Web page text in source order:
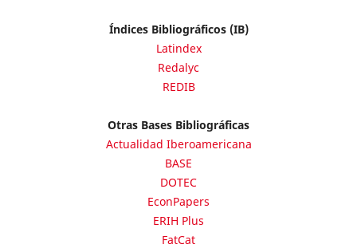
Índices Bibliográficos (IB)
Latindex
Redalyc
REDIB
Otras Bases Bibliográficas
Actualidad Iberoamericana
BASE
DOTEC
EconPapers
ERIH Plus
FatCat